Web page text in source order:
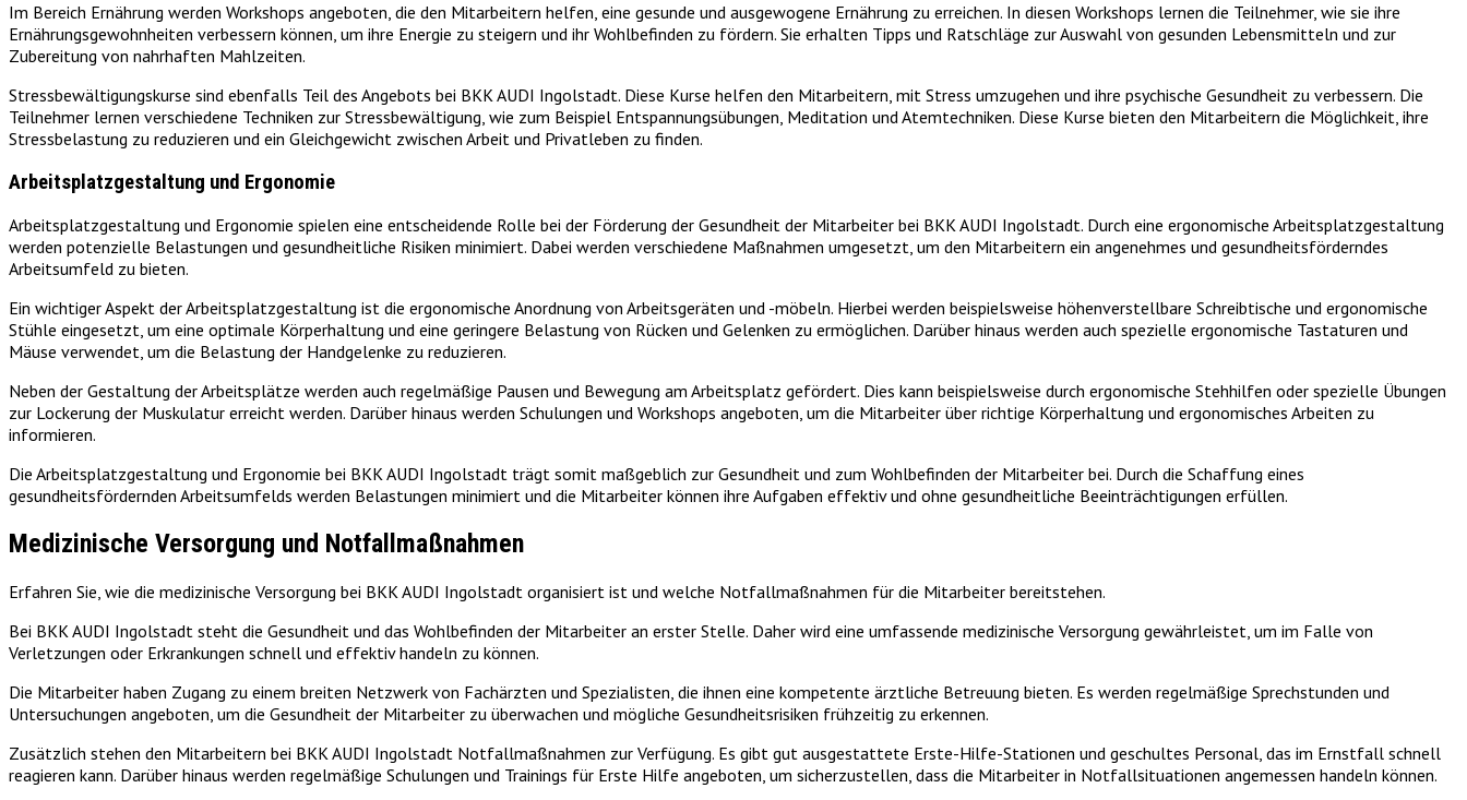
Im Bereich Ernährung werden Workshops angeboten, die den Mitarbeitern helfen, eine gesunde und ausgewogene Ernährung zu erreichen. In diesen Workshops lernen die Teilnehmer, wie sie ihre
Ernährungsgewohnheiten verbessern können, um ihre Energie zu steigern und ihr Wohlbefinden zu fördern. Sie erhalten Tipps und Ratschläge zur Auswahl von gesunden Lebensmitteln und zur
Zubereitung von nahrhaften Mahlzeiten.
Stressbewältigungskurse sind ebenfalls Teil des Angebots bei BKK AUDI Ingolstadt. Diese Kurse helfen den Mitarbeitern, mit Stress umzugehen und ihre psychische Gesundheit zu verbessern. Die
Teilnehmer lernen verschiedene Techniken zur Stressbewältigung, wie zum Beispiel Entspannungsübungen, Meditation und Atemtechniken. Diese Kurse bieten den Mitarbeitern die Möglichkeit, ihre
Stressbelastung zu reduzieren und ein Gleichgewicht zwischen Arbeit und Privatleben zu finden.
Arbeitsplatzgestaltung und Ergonomie
Arbeitsplatzgestaltung und Ergonomie spielen eine entscheidende Rolle bei der Förderung der Gesundheit der Mitarbeiter bei BKK AUDI Ingolstadt. Durch eine ergonomische Arbeitsplatzgestaltung
werden potenzielle Belastungen und gesundheitliche Risiken minimiert. Dabei werden verschiedene Maßnahmen umgesetzt, um den Mitarbeitern ein angenehmes und gesundheitsförderndes
Arbeitsumfeld zu bieten.
Ein wichtiger Aspekt der Arbeitsplatzgestaltung ist die ergonomische Anordnung von Arbeitsgeräten und -möbeln. Hierbei werden beispielsweise höhenverstellbare Schreibtische und ergonomische
Stühle eingesetzt, um eine optimale Körperhaltung und eine geringere Belastung von Rücken und Gelenken zu ermöglichen. Darüber hinaus werden auch spezielle ergonomische Tastaturen und
Mäuse verwendet, um die Belastung der Handgelenke zu reduzieren.
Neben der Gestaltung der Arbeitsplätze werden auch regelmäßige Pausen und Bewegung am Arbeitsplatz gefördert. Dies kann beispielsweise durch ergonomische Stehhilfen oder spezielle Übungen
zur Lockerung der Muskulatur erreicht werden. Darüber hinaus werden Schulungen und Workshops angeboten, um die Mitarbeiter über richtige Körperhaltung und ergonomisches Arbeiten zu
informieren.
Die Arbeitsplatzgestaltung und Ergonomie bei BKK AUDI Ingolstadt trägt somit maßgeblich zur Gesundheit und zum Wohlbefinden der Mitarbeiter bei. Durch die Schaffung eines
gesundheitsfördernden Arbeitsumfelds werden Belastungen minimiert und die Mitarbeiter können ihre Aufgaben effektiv und ohne gesundheitliche Beeinträchtigungen erfüllen.
Medizinische Versorgung und Notfallmaßnahmen
Erfahren Sie, wie die medizinische Versorgung bei BKK AUDI Ingolstadt organisiert ist und welche Notfallmaßnahmen für die Mitarbeiter bereitstehen.
Bei BKK AUDI Ingolstadt steht die Gesundheit und das Wohlbefinden der Mitarbeiter an erster Stelle. Daher wird eine umfassende medizinische Versorgung gewährleistet, um im Falle von
Verletzungen oder Erkrankungen schnell und effektiv handeln zu können.
Die Mitarbeiter haben Zugang zu einem breiten Netzwerk von Fachärzten und Spezialisten, die ihnen eine kompetente ärztliche Betreuung bieten. Es werden regelmäßige Sprechstunden und
Untersuchungen angeboten, um die Gesundheit der Mitarbeiter zu überwachen und mögliche Gesundheitsrisiken frühzeitig zu erkennen.
Zusätzlich stehen den Mitarbeitern bei BKK AUDI Ingolstadt Notfallmaßnahmen zur Verfügung. Es gibt gut ausgestattete Erste-Hilfe-Stationen und geschultes Personal, das im Ernstfall schnell
reagieren kann. Darüber hinaus werden regelmäßige Schulungen und Trainings für Erste Hilfe angeboten, um sicherzustellen, dass die Mitarbeiter in Notfallsituationen angemessen handeln können.